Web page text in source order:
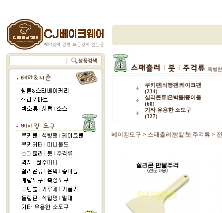
쿠키팬|식빵팬|케이크팬
(234)
실리콘류|은박틀|종이틀
(60)
기타 유용한 소도구
(327)
베이킹도구 > 스패츌러|빵칼|붓|주걱류 >